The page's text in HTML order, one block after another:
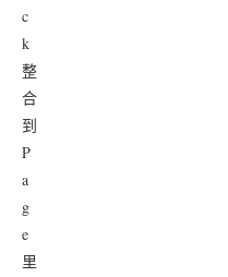
c
k
整
合
到
P
a
g
e
里